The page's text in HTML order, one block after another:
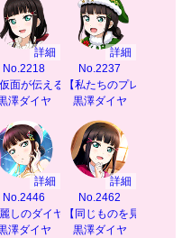
詳細
No.2218
仮面が伝える思い】
澤ダイヤ
詳細
No.2237
【私たちのプレゼント】
黒澤ダイヤ
詳細
No.2446
麗しのダイヤモンド】
澤ダイヤ
詳細
No.2462
【同じものを見て感じ
黒澤ダイヤ